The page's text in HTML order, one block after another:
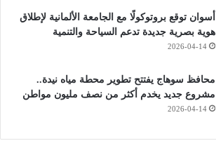
أسوان توقع بروتوكولًا مع الجامعة الألمانية لإطلاق
هوية بصرية جديدة تدعم السياحة والتنمية
2026-04-14
محافظ سوهاج يفتتح تطوير محطة مياه نيدة..
مشروع جديد يخدم أكثر من نصف مليون مواطن
2026-04-14